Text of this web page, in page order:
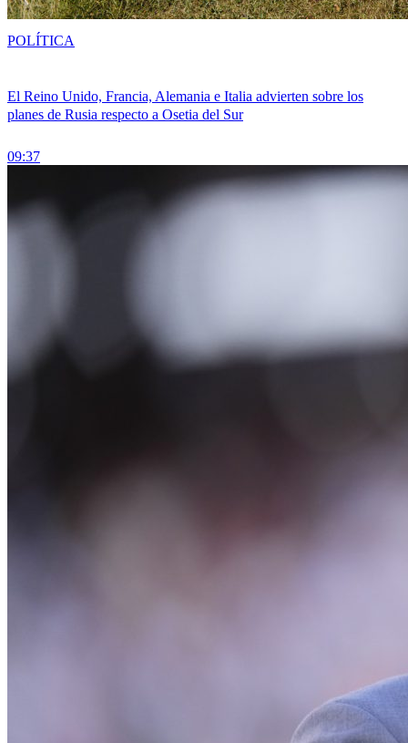
El Reino Unido, Francia, Alemania e Italia advierten sobre los
planes de Rusia respecto a Osetia del Sur
09:37
POLÍTICA